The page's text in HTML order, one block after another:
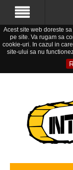
Acest site web doreste
pe site. Va rugam sa
cookie-uri. In cazul in
site-ului sa nu